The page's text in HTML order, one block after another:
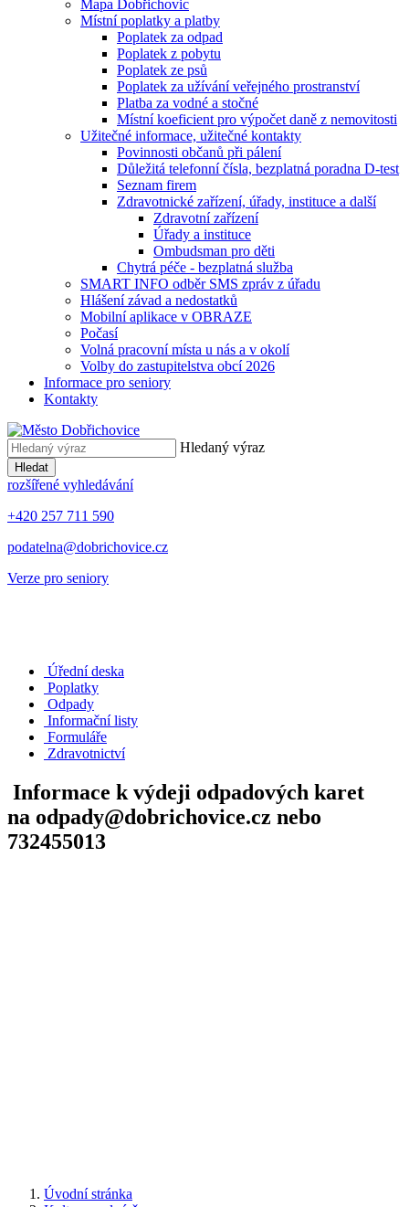
Mapa Dobřichovic
Místní poplatky a platby
Poplatek za odpad
Poplatek z pobytu
Poplatek ze psů
Poplatek za užívání veřejného prostranství
Platba za vodné a stočné
Místní koeficient pro výpočet daně z nemovitosti
Užitečné informace, užitečné kontakty
Povinnosti občanů při pálení
Důležitá telefonní čísla, bezplatná poradna D-test
Seznam firem
Zdravotnické zařízení, úřady, instituce a další
Zdravotní zařízení
Úřady a instituce
Ombudsman pro děti
Chytrá péče - bezplatná služba
SMART INFO odběr SMS zpráv z úřadu
Hlášení závad a nedostatků
Mobilní aplikace v OBRAZE
Počasí
Volná pracovní místa u nás a v okolí
Volby do zastupitelstva obcí 2026
Informace pro seniory
Kontakty
Hledaný výraz
Hledat
rozšířené vyhledávání
+420 257 711 590
podatelna@dobrichovice.cz
Verze pro seniory
Úřední deska
Poplatky
Odpady
Informační listy
Formuláře
Zdravotnictví
Informace k výdeji odpadových karet
na odpady@dobrichovice.cz nebo
732455013
Úvodní stránka